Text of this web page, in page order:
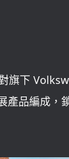
旗下
產品編成，